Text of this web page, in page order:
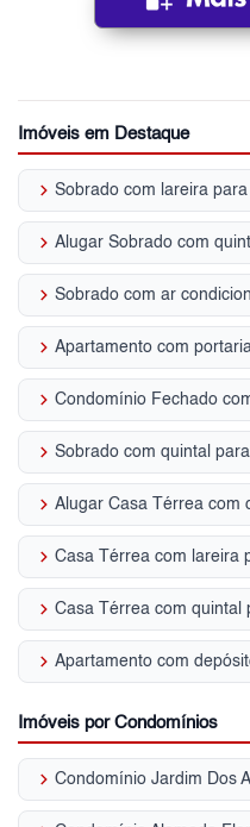
Imóveis em Destaque
keyboard_arrow_right Sobrado com lareira
keyboard_arrow_right Alugar Sobrado com
keyboard_arrow_right
keyboard_arrow_right
keyboard_arrow_right
keyboard_arrow_right Sobrado com quintal
keyboard_arrow_right Alugar Casa Térrea com
keyboard_arrow_right Casa Térrea com lareira
keyboard_arrow_right Casa Térrea com quintal
keyboard_arrow_right
Imóveis por Condomínios
keyboard_arrow_right Condomínio Jardim Dos